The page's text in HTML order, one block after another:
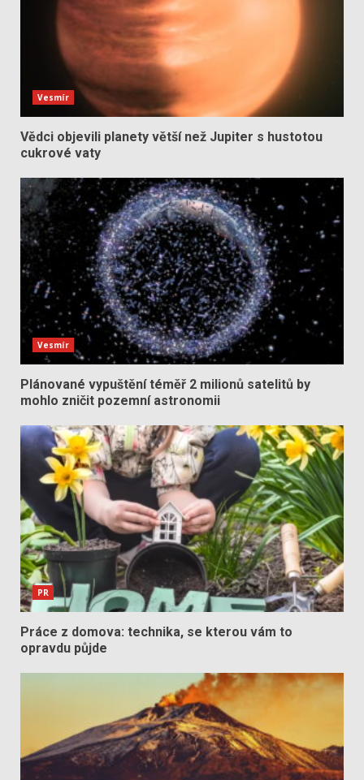
Vesmír
Vědci objevili planety větší než Jupiter s hustotou
cukrové vaty
Vesmír
Plánované vypuštění téměř 2 milionů satelitů by
mohlo zničit pozemní astronomii
PR
Práce z domova: technika, se kterou vám to
opravdu půjde